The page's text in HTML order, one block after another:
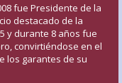
fue Presidente de la
destacado de la
y durante 8 años fue
convirtiéndose en el
los garantes de su